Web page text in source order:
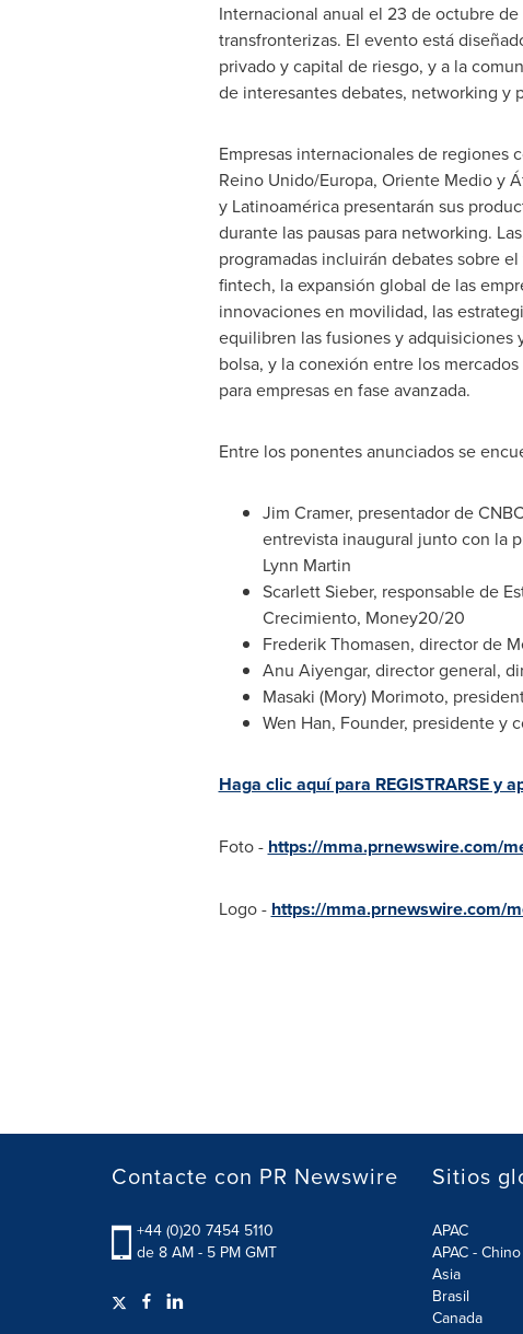
Internacional anual el 23 de octubre
transfronterizas. El evento está
privado y capital de riesgo, y a la
de interesantes debates, networking y
Empresas internacionales de regiones
Reino Unido/Europa, Oriente Medioy
y Latinoamérica presentarán sus
durante las pausas para networking.
programadas incluirán debates sobre
fintech, la expansión global de las
innovaciones en movilidad, las
equilibren las fusiones y adquisiciones
bolsa, y la conexión entre los
para empresas en fase avanzada.
Entre los ponentes anunciados se
Jim Cramer, presentador de
entrevista inaugural junto con la
Lynn Martin
Scarlett Sieber, responsable de
Crecimiento, Money20/20
Frederik Thomasen, director de
Anu Aiyengar, director general,
Masaki (Mory) Morimoto,
Wen Han, Founder, presidente y
Haga clic aquí para REGISTRARSE y
Foto - https://mma.prnewswire.com/
Logo - https://mma.prnewswire.com/
Contacte con PR Newswire
+44 (0)20 7454 5110
de 8 AM - 5 PM GMT
Sitios
APAC
APAC -
Asia
Brasil
Canada